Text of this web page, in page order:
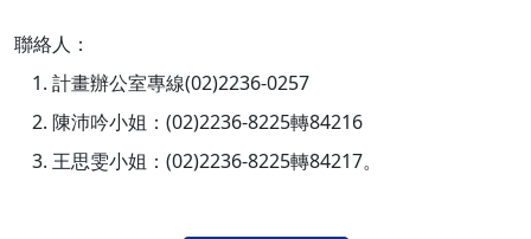
聯絡人：
計畫辦公室專線(02)2236-0257
陳沛吟小姐：(02)2236-8225轉84216
王思雯小姐：(02)2236-8225轉84217。